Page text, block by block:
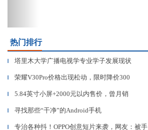
热门排行
▎ 塔里木大学广播电视学专业学子发展现状
▎ 荣耀V30Pro价格出现松动，限时降价300
▎ 5.84英寸小屏+2000元以内售价，曾月销
▎ 寻找那些“干净”的Android手机
▎ 专治各种抖！OPPO创意短片来袭，网友：被手